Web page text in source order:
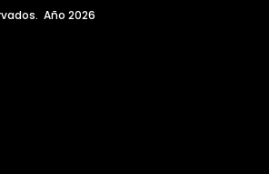
Año 2026